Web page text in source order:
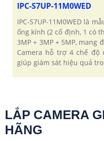
IPC-S7UP-11M0WED
IPC-S7UP-11M0WED là
ống kính (2 cố định, 1 có
3MP + 3MP + 5MP, mang
Camera hỗ trợ 4 chế
giúp giám sát hiệu quả
LẮP CAMERA
HÃNG